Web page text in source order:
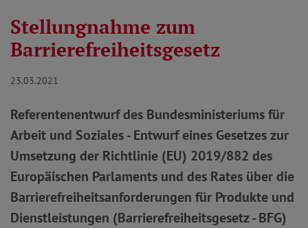
Stellungnahme zum
Barrierefreiheitsgesetz
23.03.2021
Referentenentwurf des Bundesministeriums für
Arbeit und Soziales - Entwurf eines Gesetzes zur
Umsetzung der Richtlinie (EU) 2019/882 des
Europäischen Parlaments und des Rates über die
Barrierefreiheitsanforderungen für Produkte und
Dienstleistungen (Barrierefreiheitsgesetz - BFG)